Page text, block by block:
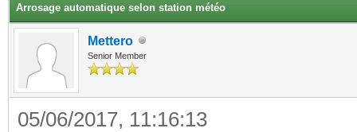
Arrosage automatique selon station météo
Mettero
Senior Member
05/06/2017, 11:16:13